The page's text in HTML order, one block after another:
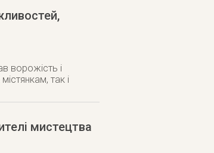
ворожість і
так і
мистецтва